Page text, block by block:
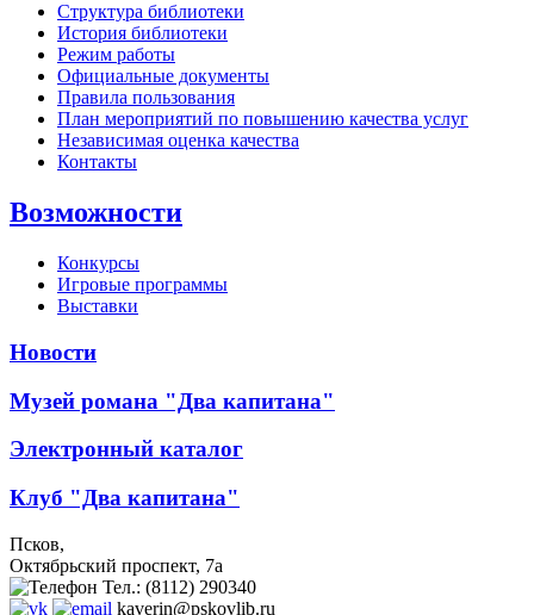
Структура библиотеки
История библиотеки
Режим работы
Официальные документы
Правила пользования
План мероприятий по повышению качества услуг
Независимая оценка качества
Контакты
Возможности
Конкурсы
Игровые программы
Выставки
Новости
Музей романа "Два капитана"
Электронный каталог
Клуб "Два капитана"
Псков,
Октябрьский проспект, 7a
Тел.: (8112) 290340
kaverin@pskovlib.ru